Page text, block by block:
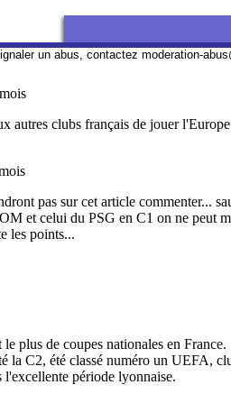
un abus, contactez moderation-